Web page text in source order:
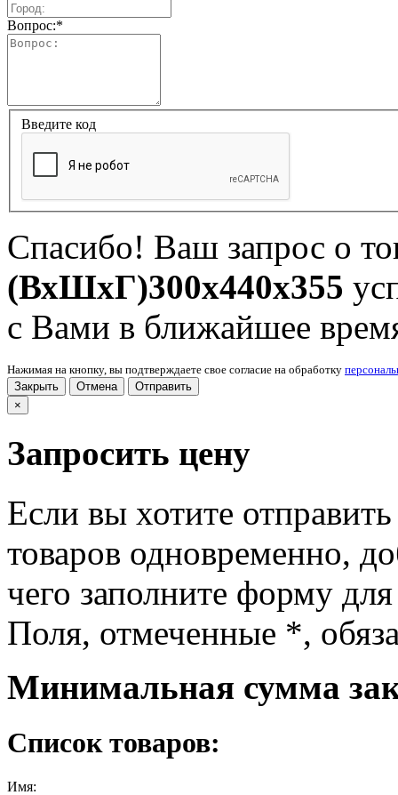
Вопрос:*
Введите код
Спасибо! Ваш запрос о
(ВхШхГ)300x440x355
с Вами в ближайшее
Нажимая на кнопку, вы подтверждаете свое согласие на обработку
Закрыть
Отмена
Отправить
×
Запросить цену
Если вы хотите
товаров одновременно,
чего заполните форму
Поля, отмеченные *,
Минимальная сумма
Список товаров:
Имя: